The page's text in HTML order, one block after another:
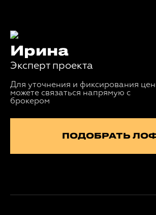
Ирина
Эксперт проекта
Для уточнения и фиксирования
можете связаться напрямую с
брокером
ПОДОБРАТЬ